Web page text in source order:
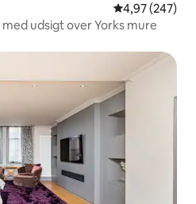
4,97 ud af 5 i
4,97 (247)
udsigt over Yorks mure